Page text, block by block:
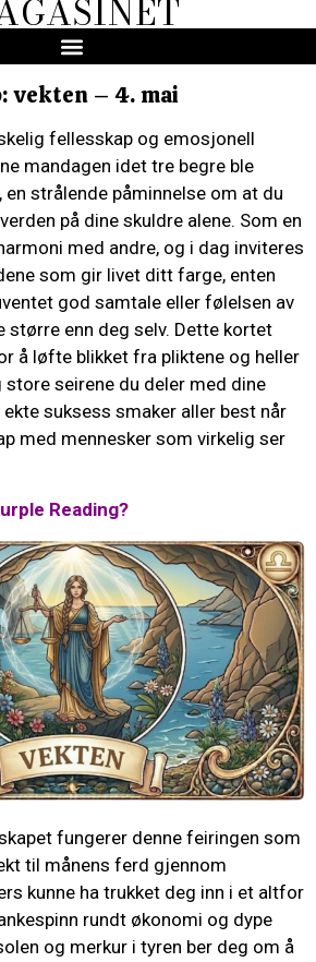
vekten – 4. mai
fellesskap og emosjonell
mandagen idet tre begre ble
strålende påminnelse om at du
på dine skuldre alene. Som en
med andre, og i dag inviteres
som gir livet ditt farge, enten
god samtale eller følelsen av
større enn deg selv. Dette kortet
å løfte blikket fra pliktene og heller
seirene du deler med dine
suksess smaker aller best når
med mennesker som virkelig ser
Reading?
fungerer denne feiringen som
til månens ferd gjennom
kunne ha trukket deg inn i et altfor
rundt økonomi og dype
og merkur i tyren ber deg om å